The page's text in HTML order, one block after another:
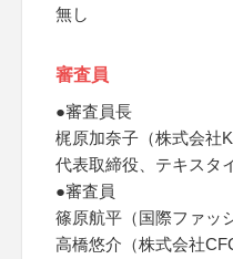
無し
審査員
●審査員長
梶原加奈子（株式会社
代表取締役、テキスタ
●審査員
篠原航平（国際ファッ
高橋悠介（株式会社